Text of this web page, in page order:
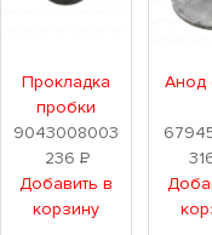
Прокладка
пробки
9043008003
236Р
Добавить в
корзину
Анод